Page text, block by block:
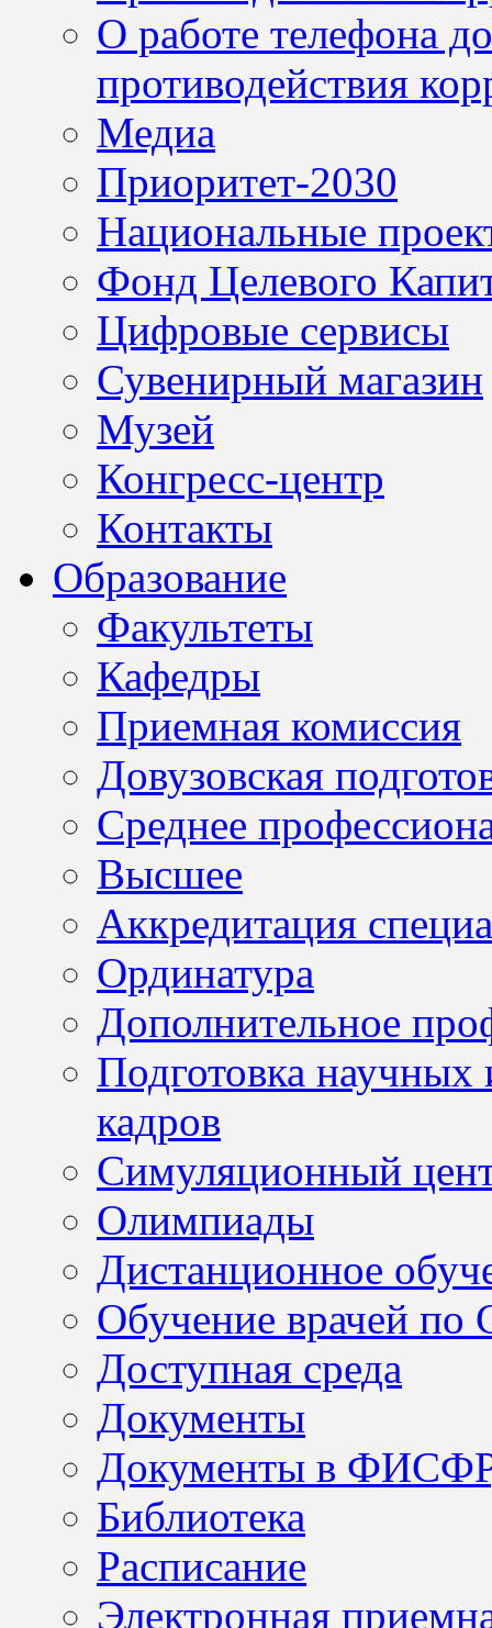
О работе телефона
противодействия
Медиа
Приоритет-2030
Национальные
Фонд Целевого
Цифровые сервисы
Сувенирный магазин
Музей
Конгресс-центр
Контакты
Образование
Факультеты
Кафедры
Приемная комиссия
Довузовская
Среднее
Высшее
Аккредитация
Ординатура
Дополнительное
Подготовка научных
кадров
Симуляционный
Олимпиады
Дистанционное
Обучение врачей по
Доступная среда
Документы
Документы в
Библиотека
Расписание
Электронная